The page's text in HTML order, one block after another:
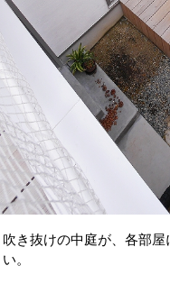
吹き抜けの中庭が、各部
い。